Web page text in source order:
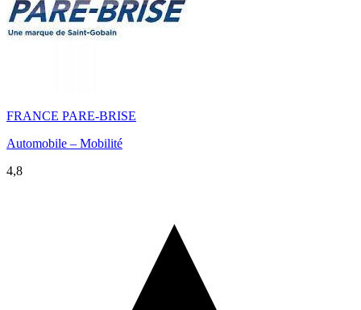
FRANCE PARE-BRISE
Automobile – Mobilité
4,8